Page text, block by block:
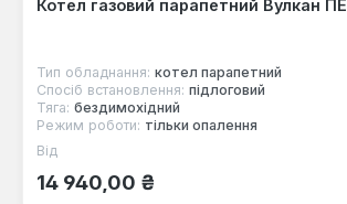
Котел газовий парапетний Вулкан ПЕ
Тип обладнання: котел парапетний
Спосіб встановлення: підлоговий
Тяга: бездимохідний
Режим роботи: тільки опалення
Звичайна ціна:
Від
14 940,00 ₴